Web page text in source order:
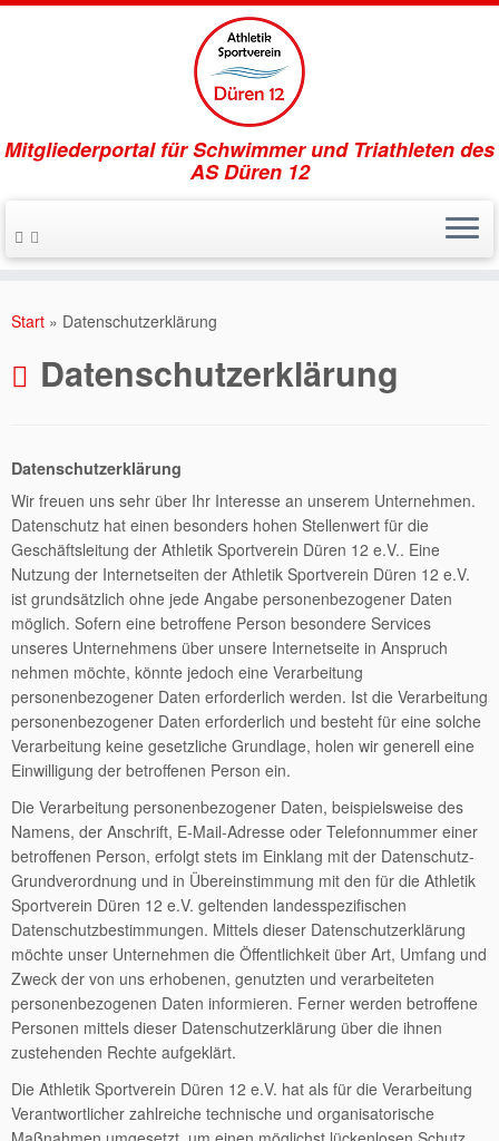
Inhalt
Mitgliederportal für Schwimmer und Triathleten des
AS Düren 12
Start » Datenschutzerklärung
Datenschutzerklärung
Datenschutzerklärung
Wir freuen uns sehr über Ihr Interesse an unserem Unternehmen.
Datenschutz hat einen besonders hohen Stellenwert für die
Geschäftsleitung der Athletik Sportverein Düren 12 e.V.. Eine
Nutzung der Internetseiten der Athletik Sportverein Düren 12 e.V.
ist grundsätzlich ohne jede Angabe personenbezogener Daten
möglich. Sofern eine betroffene Person besondere Services
unseres Unternehmens über unsere Internetseite in Anspruch
nehmen möchte, könnte jedoch eine Verarbeitung
personenbezogener Daten erforderlich werden. Ist die Verarbeitung
personenbezogener Daten erforderlich und besteht für eine solche
Verarbeitung keine gesetzliche Grundlage, holen wir generell eine
Einwilligung der betroffenen Person ein.
Die Verarbeitung personenbezogener Daten, beispielsweise des
Namens, der Anschrift, E-Mail-Adresse oder Telefonnummer einer
betroffenen Person, erfolgt stets im Einklang mit der Datenschutz-
Grundverordnung und in Übereinstimmung mit den für die Athletik
Sportverein Düren 12 e.V. geltenden landesspezifischen
Datenschutzbestimmungen. Mittels dieser Datenschutzerklärung
möchte unser Unternehmen die Öffentlichkeit über Art, Umfang und
Zweck der von uns erhobenen, genutzten und verarbeiteten
personenbezogenen Daten informieren. Ferner werden betroffene
Personen mittels dieser Datenschutzerklärung über die ihnen
zustehenden Rechte aufgeklärt.
Die Athletik Sportverein Düren 12 e.V. hat als für die Verarbeitung
Verantwortlicher zahlreiche technische und organisatorische